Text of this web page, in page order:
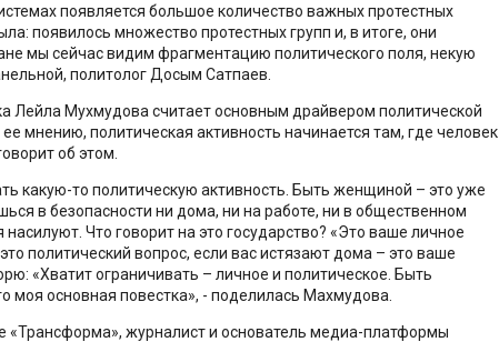
появляется большое количество важных протестных
появилось множество протестных групп и, в итоге, они
мы сейчас видим фрагментацию политического поля, некую
политолог Досым Сатпаев.
Лейла Мухмудова считает основным драйвером политической
мнению, политическая активность начинается там, где человек
об этом.
какую-то политическую активность. Быть женщиной – это уже
в безопасности ни дома, ни на работе, ни в общественном
Что говорит на это государство? «Это ваше личное
политический вопрос, если вас истязают дома – это ваше
«Хватит ограничивать – личное и политическое. Быть
моя основная повестка», - поделилась Махмудова.
«Трансформа», журналист и основатель медиа-платформы